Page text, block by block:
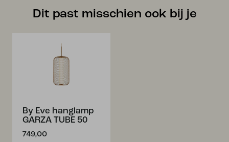
Dit past misschien ook bij je
By Eve hanglamp
GARZA TUBE 50
749,00